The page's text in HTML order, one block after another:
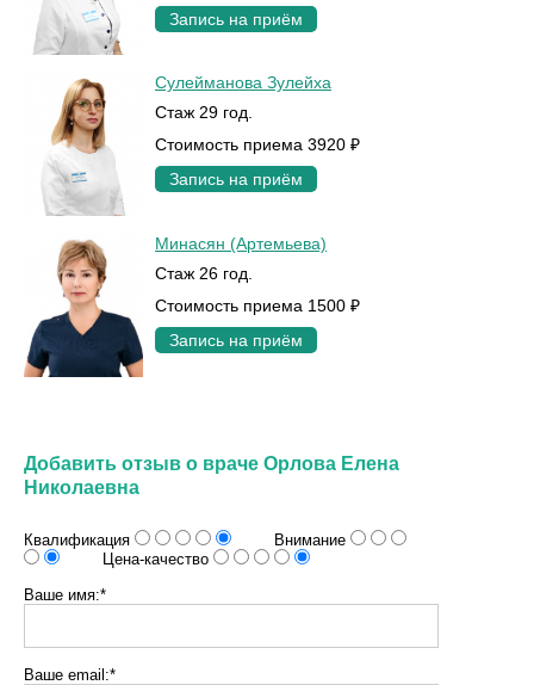
Запись на приём
Сулейманова Зулейха
Стаж 29 год.
Стоимость приема 3920 ₽
Запись на приём
Минасян (Артемьева)
Стаж 26 год.
Стоимость приема 1500 ₽
Запись на приём
Добавить отзыв о враче Орлова Елена
Николаевна
Квалификация
Внимание
Цена-качество
Ваше имя:*
Ваше email:*